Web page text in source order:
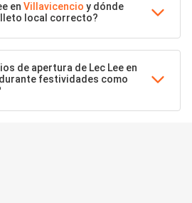
en Villavicencio y dónde
local correcto?
de apertura de Lec Lee en
festividades como